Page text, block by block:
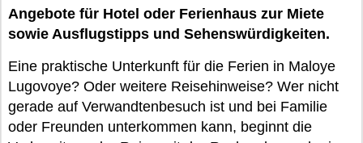
Angebote für Hotel oder Ferienhaus zur Miete
sowie Ausflugstipps und Sehenswürdigkeiten.
Eine praktische Unterkunft für die Ferien in Maloye
Lugovoye? Oder weitere Reisehinweise? Wer nicht
gerade auf Verwandtenbesuch ist und bei Familie
oder Freunden unterkommen kann, beginnt die